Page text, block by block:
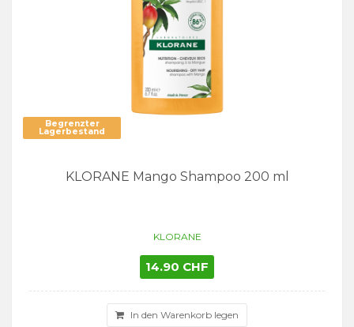
Begrenzter
Lagerbestand
KLORANE Mango Shampoo 200 ml
KLORANE
14.90 CHF
In den Warenkorb legen